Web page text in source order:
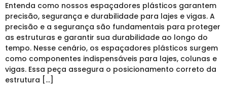
Entenda como nossos espaçadores plásticos garantem
precisão, segurança e durabilidade para lajes e vigas. A
precisão e a segurança são fundamentais para proteger
as estruturas e garantir sua durabilidade ao longo do
tempo. Nesse cenário, os espaçadores plásticos surgem
como componentes indispensáveis para lajes, colunas e
vigas. Essa peça assegura o posicionamento correto da
estrutura […]